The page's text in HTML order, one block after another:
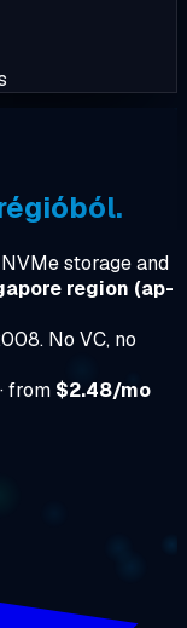
storage and
region (ap-
No VC, no
· from $2.48/mo